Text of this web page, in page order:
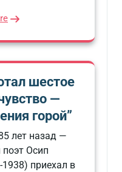
шестое
—
горой”
лет назад —
поэт Осип
приехал в